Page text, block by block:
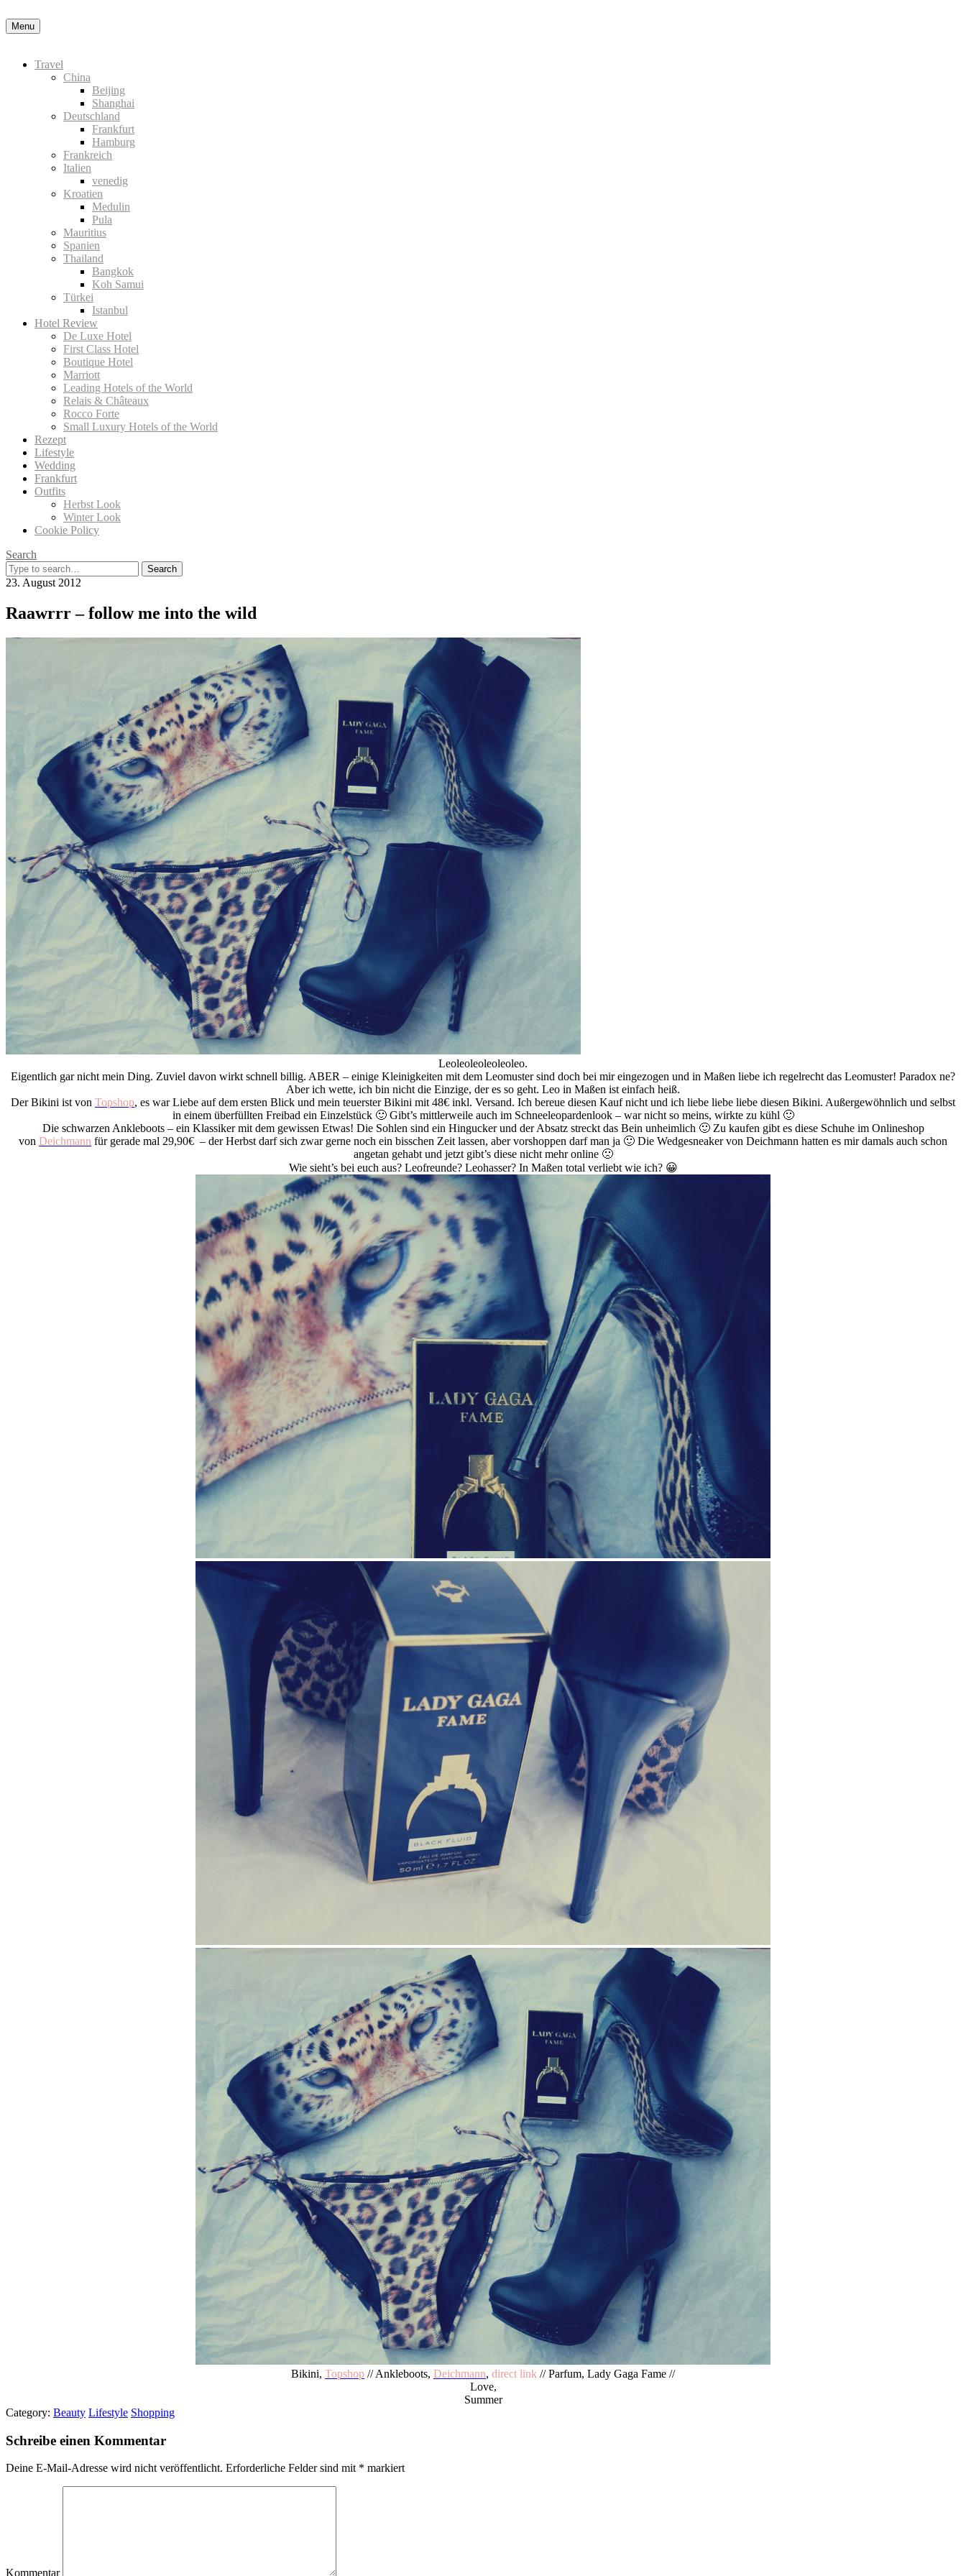
Menu
Travel
China
Beijing
Shanghai
Deutschland
Frankfurt
Hamburg
Frankreich
Italien
venedig
Kroatien
Medulin
Pula
Mauritius
Spanien
Thailand
Bangkok
Koh Samui
Türkei
Istanbul
Hotel Review
De Luxe Hotel
First Class Hotel
Boutique Hotel
Marriott
Leading Hotels of the World
Relais & Châteaux
Rocco Forte
Small Luxury Hotels of the World
Rezept
Lifestyle
Wedding
Frankfurt
Outfits
Herbst Look
Winter Look
Cookie Policy
Search
Search
for:
23. August 2012
Raawrrr – follow me into the wild
Leoleoleoleoleoleo.
Eigentlich gar nicht mein Ding. Zuviel davon wirkt schnell billig. ABER – einige Kleinigkeiten mit dem Leomuster sind doch bei mir eingezogen und in Maßen liebe ich regelrecht das Leomuster! Paradox ne?
Aber ich wette, ich bin nicht die Einzige, der es so geht. Leo in Maßen ist einfach heiß.
Der Bikini ist von Topshop, es war Liebe auf dem ersten Blick und mein teuerster Bikini mit 48€ inkl. Versand. Ich bereue diesen Kauf nicht und ich liebe liebe liebe diesen Bikini. Außergewöhnlich und selbst
in einem überfüllten Freibad ein Einzelstück 🙂 Gibt’s mittlerweile auch im Schneeleopardenlook – war nicht so meins, wirkte zu kühl 🙂
Die schwarzen Ankleboots – ein Klassiker mit dem gewissen Etwas! Die Sohlen sind ein Hingucker und der Absatz streckt das Bein unheimlich 🙂 Zu kaufen gibt es diese Schuhe im Onlineshop
von Deichmann für gerade mal 29,90€ – der Herbst darf sich zwar gerne noch ein bisschen Zeit lassen, aber vorshoppen darf man ja 🙂 Die Wedgesneaker von Deichmann hatten es mir damals auch schon
angetan gehabt und jetzt gibt’s diese nicht mehr online 🙁
Wie sieht’s bei euch aus? Leofreunde? Leohasser? In Maßen total verliebt wie ich? 😀
Bikini, Topshop // Ankleboots, Deichmann, direct link // Parfum, Lady Gaga Fame //
Love,
Summer
Category: Beauty Lifestyle Shopping
Schreibe einen Kommentar
Deine E-Mail-Adresse wird nicht veröffentlicht. Erforderliche Felder sind mit * markiert
Kommentar